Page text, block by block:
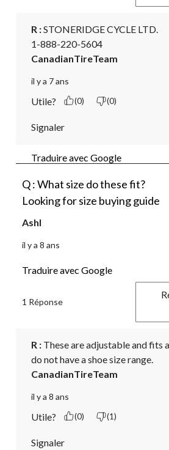
R : STONERIDGE CYCLE LTD.
1-888-220-5604
CanadianTireTeam
il y a 7 ans
Utile? (0) (0)
Signaler
Traduire avec Google
Q : What size do these fit?
Looking for size buying guide
Ashl
il y a 8 ans
Traduire avec Google
1 Réponse
R : These are adjustable and fits
do not have a shoe size range.
CanadianTireTeam
il y a 8 ans
Utile? (0) (1)
Signaler